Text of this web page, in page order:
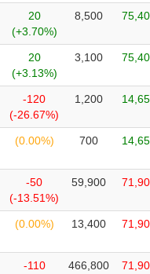
20
(+3.70%)
8,500
20
(+3.13%)
3,100
-120
(-26.67%)
1,200
(0.00%) 700
-50
(-13.51%)
59,900
(0.00%) 13,400
-110
466,800